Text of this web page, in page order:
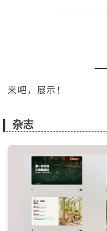
来吧，展示！
杂志